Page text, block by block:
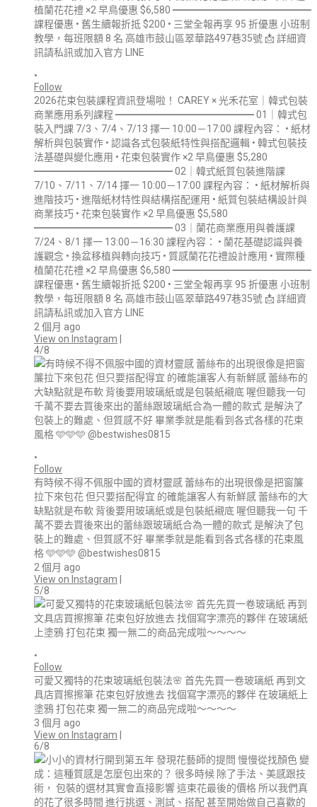
•
Follow
2026花束包裝課程資訊登場啦！ CAREY × 光禾花室｜韓式包裝
商業應用系列課程 ━━━━━━━━━━━━━━ 01｜韓式包
裝入門課 7/3、7/4、7/13 擇一 10:00－17:00 課程內容： • 紙材
解析與包裝實作 • 認識各式包裝紙特性與搭配邏輯 • 韓式包裝技
法基礎與變化應用 • 花束包裝實作 ×2 早鳥優惠 $5,280
━━━━━━━━━━━━━━ 02｜韓式紙質包裝進階課
7/10、7/11、7/14 擇一 10:00－17:00 課程內容： • 紙材解析與
進階技巧 • 進階紙材特性與結構搭配運用 • 紙質包裝結構設計與
商業技巧 • 花束包裝實作 ×2 早鳥優惠 $5,580
━━━━━━━━━━━━━━ 03｜蘭花商業應用與養護課
7/24、8/1 擇一 13:00－16:30 課程內容： • 蘭花基礎認識與養
護觀念 • 換盆移植與轉向技巧 • 質感蘭花花禮設計應用 • 實際種
植蘭花花禮 ×2 早鳥優惠 $6,580 ━━━━━━━━━━━━━━
課程優惠 • 舊生續報折抵 $200 • 三堂全報再享 95 折優惠 小班制
教學，每班限額 8 名 高雄市鼓山區翠華路497巷35號 📩 詳細資
訊請私訊或加入官方 LINE
2 個月 ago
View on Instagram
4/8
•
Follow
有時候不得不佩服中國的資材靈感 蕾絲布的出現很像是把窗簾
拉下來包花 但只要搭配得宜 的確能讓客人有新鮮感 蕾絲布的大
缺點就是布軟 背後要用玻璃紙或是包裝紙襯底 喔但聽我一句 千
萬不要去買後來出的蕾絲跟玻璃紙合為一體的款式 是解決了包
裝上的難處、但質感不好 畢業季就是能看到各式各樣的花束風
格 🩵🩵🩵 @bestwishes0815
2 個月 ago
View on Instagram
5/8
•
Follow
可愛又獨特的花束玻璃紙包裝法🌸 首先先買一卷玻璃紙 再到文
具店買擦擦筆 花束包好放進去 找個寫字漂亮的夥伴 在玻璃紙上
塗鴉 打包花束 獨一無二的商品完成啦～～～～
3 個月 ago
View on Instagram
6/8